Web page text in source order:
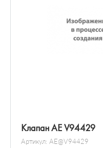
Клапан AE V94429
Артикул: AE@V94429